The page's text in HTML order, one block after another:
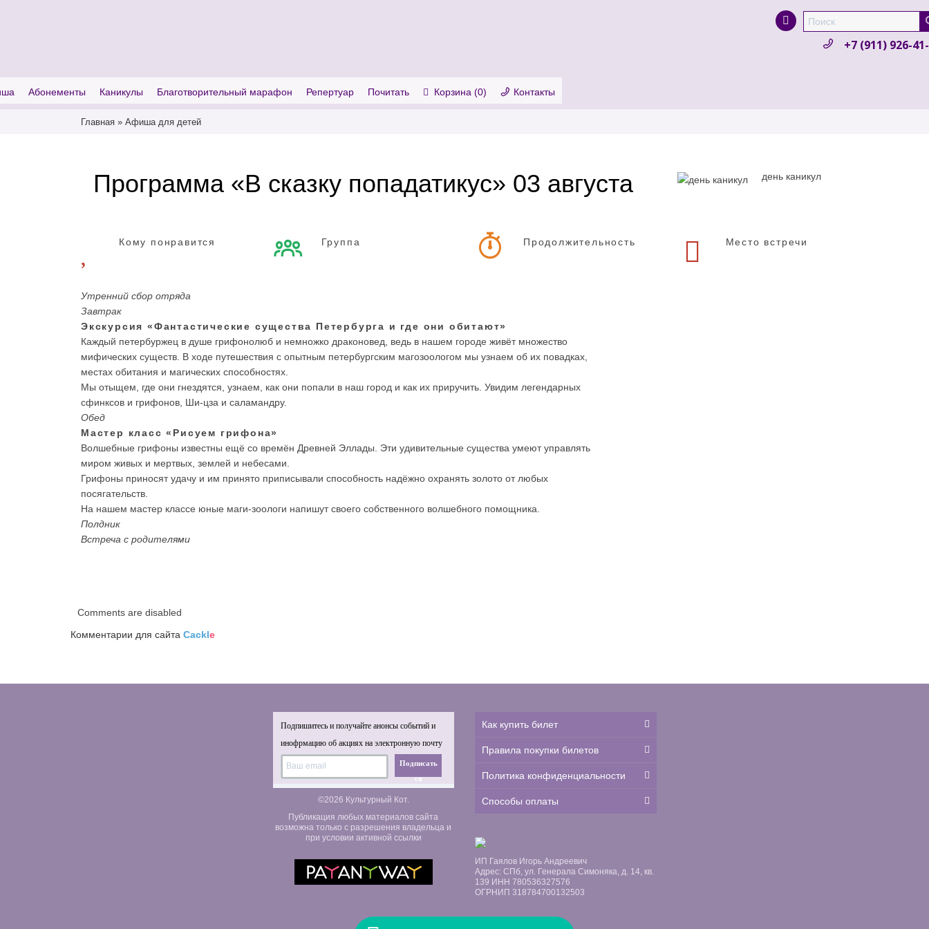
+7 (911) 926-
Абонементы Каникулы Благотворительный марафон Репертуар Почитать Корзина (0) Контакты
Главная » Афиша для детей
Программа «В сказку попадатикус» 03 августа день каникул
Кому понравится Группа Продолжительность Место встречи
Утренний сбор отряда
Завтрак
Экскурсия «Фантастические существа Петербурга и где они обитают»
Каждый петербуржец в душе грифонолюб и немножко драконовед, ведь в нашем городе живёт множество
мифических существ. В ходе путешествия с опытным петербургским магозоологом мы узнаем об их повадках,
местах обитания и магических способностях.
Мы отыщем, где они гнездятся, узнаем, как они попали в наш город и как их приручить. Увидим легендарных
сфинксов и грифонов, Ши-цза и саламандру.
Обед
Мастер класс «Рисуем грифона»
Волшебные грифоны известны ещё со времён Древней Эллады. Эти удивительные существа умеют управлять
миром живых и мертвых, землей и небесами.
Грифоны приносят удачу и им принято приписывали способность надёжно охранять золото от любых
посягательств.
На нашем мастер классе юные маги-зоологи напишут своего собственного волшебного помощника.
Полдник
Встреча с родителями
Comments are disabled
Комментарии для сайта Cackle
Подпишитесь и получайте анонсы событий и
инофрмацию об акциях на электронную почту
Подписать
ся
©2026 Культурный Кот.
Публикация любых материалов сайта
возможна только с разрешения владельца и
при условии активной ссылки
Как купить билет
Правила покупки билетов
Политика конфиденциальности
Способы оплаты
ИП Гаялов Игорь Андреевич
Адрес: СПб, ул. Генерала Симоняка, д. 14, кв.
139 ИНН 780536327576
ОГРНИП 318784700132503